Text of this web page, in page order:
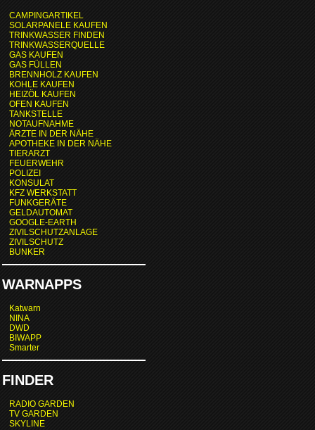
CAMPINGARTIKEL
SOLARPANELE KAUFEN
TRINKWASSER FINDEN
TRINKWASSERQUELLE
GAS KAUFEN
GAS FÜLLEN
BRENNHOLZ KAUFEN
KOHLE KAUFEN
HEIZÖL KAUFEN
OFEN KAUFEN
TANKSTELLE
NOTAUFNAHME
ÄRZTE IN DER NÄHE
APOTHEKE IN DER NÄHE
TIERARZT
FEUERWEHR
POLIZEI
KONSULAT
KFZ WERKSTATT
FUNKGERÄTE
GELDAUTOMAT
GOOGLE-EARTH
ZIVILSCHUTZANLAGE
ZIVILSCHUTZ
BUNKER
WARNAPPS
Katwarn
NINA
DWD
BIWAPP
Smarter
FINDER
RADIO GARDEN
TV GARDEN
SKYLINE